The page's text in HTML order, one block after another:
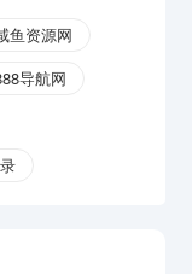
鱼资源网
导航网